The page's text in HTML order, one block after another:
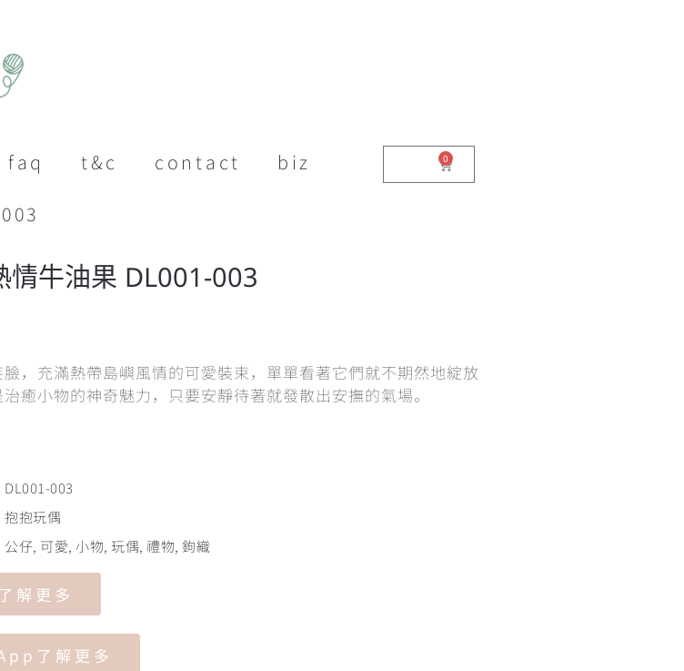
faq t&c contact biz 0
情牛油果 DL001-003
，充滿熱帶島嶼風情的可愛裝束，單單看著它們就不期然地綻放
癒小物的神奇魅力，只要安靜待著就發散出安撫的氣場。
DL001-003
抱抱玩偶
公仔, 可愛, 小物, 玩偶, 禮物, 鉤織
解更多
了解更多